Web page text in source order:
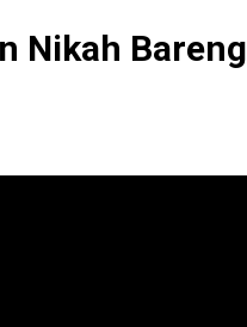
Nikah Bareng